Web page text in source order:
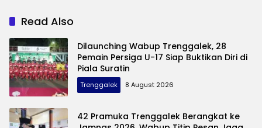
Perebutkan Piala Bupati
Read Also
Dilaunching Wabup Trenggalek, 28
Pemain Persiga U-17 Siap Buktikan Diri di
Piala Suratin
Trenggalek 8 August 2026
42 Pramuka Trenggalek Berangkat ke